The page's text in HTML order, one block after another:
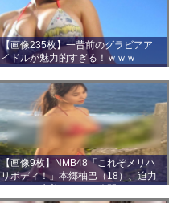
【画像235枚】一昔前のグラビアア
イドルが魅力的すぎる！ｗｗｗ
【画像9枚】NMB48「これぞメリハ
リボディ！」本郷柚巴（18）、迫力
バストの水着ショット公開！